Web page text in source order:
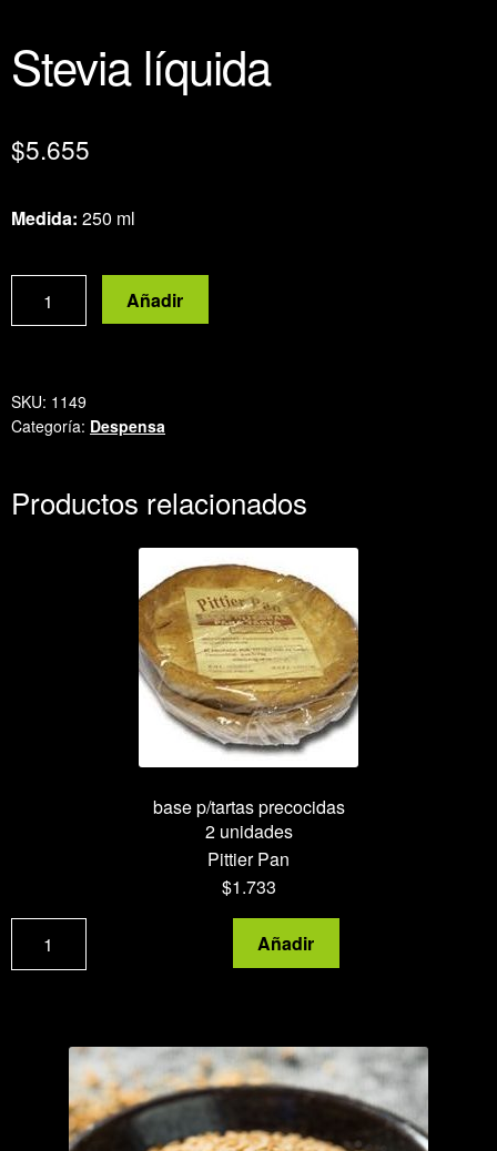
Stevia líquida
$5.655
Medida: 250 ml
líquida
Añadir
SKU: 1149
Categoría: Despensa
Productos relacionados
base p/tartas precocidas
2 unidades
Pittier Pan
$1.733
base
p/tartas
Añadir